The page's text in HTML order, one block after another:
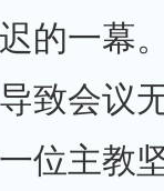
的一幕
致会议
位主教